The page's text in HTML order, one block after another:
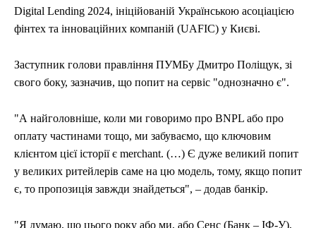
Digital Lending 2024, ініційованій Українською асоціацією
фінтех та інноваційних компаній (UAFIC) у Києві.
Заступник голови правління ПУМБу Дмитро Поліщук, зі
свого боку, зазначив, що попит на сервіс "однозначно є".
"А найголовніше, коли ми говоримо про BNPL або про
оплату частинами тощо, ми забуваємо, що ключовим
клієнтом цієї історії є merchant. (…) Є дуже великий попит
у великих ритейлерів саме на цю модель, тому, якщо попит
є, то пропозиція завжди знайдеться", – додав банкір.
"Я думаю, що цього року або ми, або Сенс (Банк – ІФ-У),